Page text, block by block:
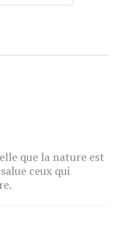
que la nature est
ceux qui